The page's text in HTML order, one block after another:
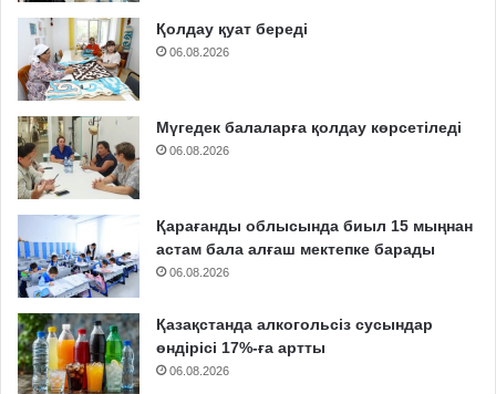
Қолдау қуат береді
06.08.2026
Мүгедек балаларға қолдау көрсетіледі
06.08.2026
Қарағанды облысында биыл 15 мыңнан
астам бала алғаш мектепке барады
06.08.2026
Қазақстанда алкогольсіз сусындар
өндірісі 17%-ға артты
06.08.2026